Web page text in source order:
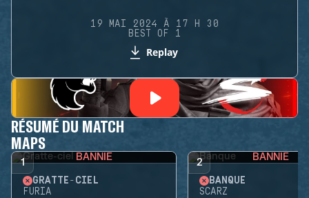
19 MAI 2024 À 17 H 30
BEST OF 1
Replay
RÉSUMÉ DU MATCH
MAPS
1 BANNIE
GRATTE-CIEL
FURIA
2 BANNIE
BANQUE
SCARZ